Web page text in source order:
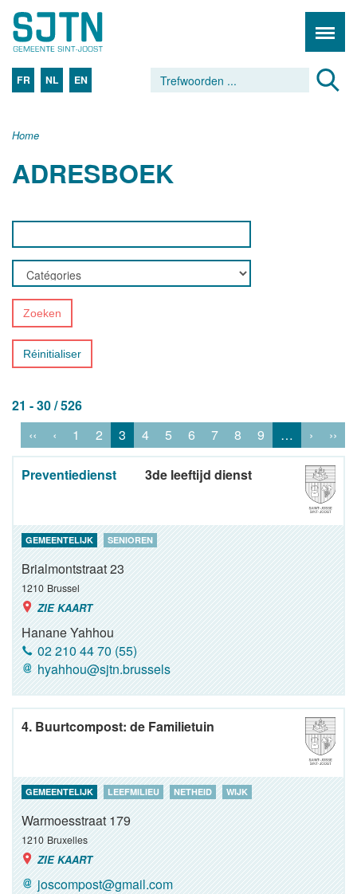
FR NL EN
Home
ADRESBOEK
Zoeken
Réinitialiser
21 - 30 / 526
‹‹
‹ 1 2 3 4 5 6 7 8 9 … › ››
Preventiedienst 3de leeftijd dienst
GEMEENTELIJK SENIOREN
Brialmontstraat 23
1210 Brussel
ZIE KAART
Hanane Yahhou
02 210 44 70 (55)
hyahhou@sjtn.brussels
4. Buurtcompost: de Familietuin
GEMEENTELIJK LEEFMILIEU NETHEID WIJK
Warmoesstraat 179
1210 Bruxelles
ZIE KAART
joscompost@gmail.com